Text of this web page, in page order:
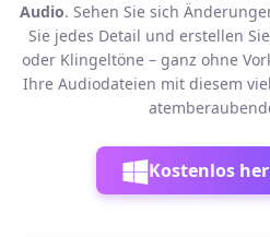
Audio. Sehen Sie sich
Sie jedes Detail und erstellen
oder Klingeltöne – ganz ohne
Ihre Audiodateien mit diesem
Kostenlos